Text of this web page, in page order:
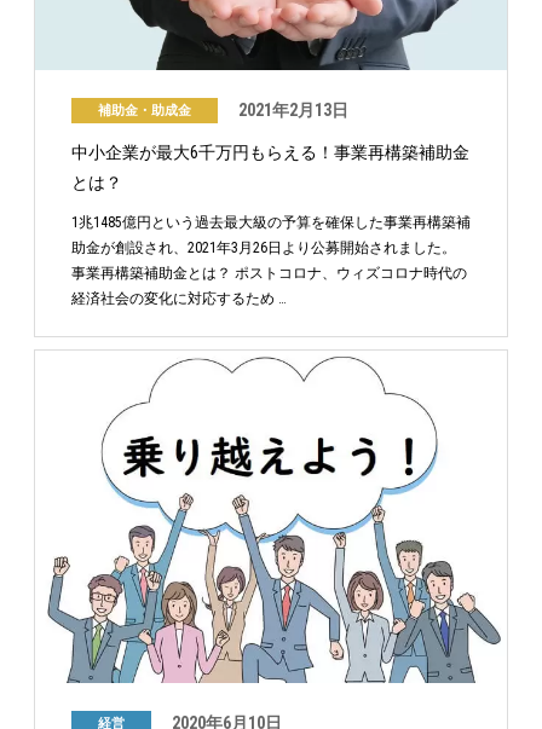
補助金・助成金 2021年2月13日
中小企業が最大6千万円もらえる！事業再構築補助金
とは？
1兆1485億円という過去最大級の予算を確保した事業再構築補
助金が創設され、2021年3月26日より公募開始されました。
事業再構築補助金とは？ ポストコロナ、ウィズコロナ時代の
経済社会の変化に対応するため …
経営 2020年6月10日